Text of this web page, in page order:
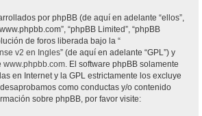
por phpBB (de aquí en adelante “ellos”,
“phpBB Limited”, “phpBB
de foros liberada bajo la “
v2 en Ingles” (de aquí en adelante “GPL”) y
www.phpbb.com. El software phpBB solamente
en Internet y la GPL estrictamente los excluye
como conductas y/o contenido
sobre phpBB, por favor visite: